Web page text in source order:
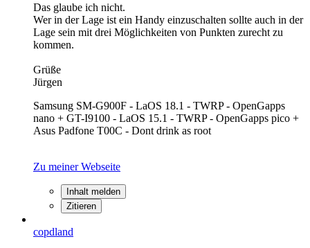
Das glaube ich nicht.
Wer in der Lage ist ein Handy einzuschalten sollte auch in der
Lage sein mit drei Möglichkeiten von Punkten zurecht zu
kommen.
Grüße
Jürgen
Samsung SM-G900F - LaOS 18.1 - TWRP - OpenGapps
nano + GT-I9100 - LaOS 15.1 - TWRP - OpenGapps pico +
Asus Padfone T00C - Dont drink as root
Zu meiner Webseite
Inhalt melden
Zitieren
copdland